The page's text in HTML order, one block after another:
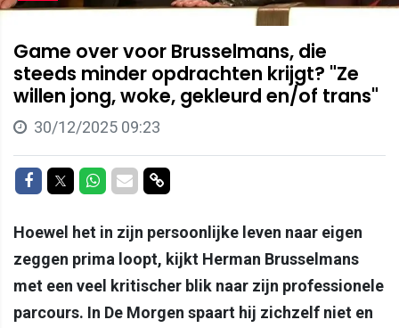
Game over voor Brusselmans, die
steeds minder opdrachten krijgt? "Ze
willen jong, woke, gekleurd en/of trans"
30/12/2025 09:23
Delen op Facebook
Delen op Twitter
Delen op Whatsapp
Delen via Mail
Delen via link
Hoewel het in zijn persoonlijke leven naar eigen
zeggen prima loopt, kijkt Herman Brusselmans
met een veel kritischer blik naar zijn professionele
parcours. In De Morgen spaart hij zichzelf niet en